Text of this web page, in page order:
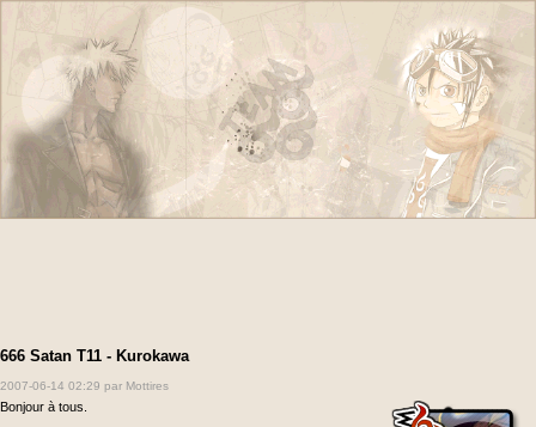
666 Satan T11 - Kurokawa
2007-06-14 02:29 par Mottires
Bonjour à tous.